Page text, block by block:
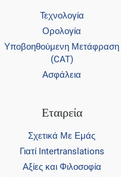
Τεχνολογία
Ορολογία
Υποβοηθούμενη Μετάφραση
(CAT)
Ασφάλεια
Εταιρεία
Σχετικά Με Εμάς
Γιατί Intertranslations
Αξίες και Φιλοσοφία